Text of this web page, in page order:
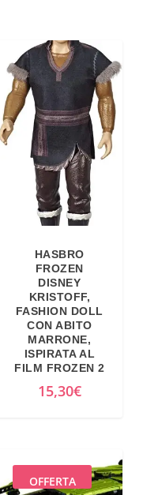
HASBRO
FROZEN
DISNEY
KRISTOFF,
FASHION DOLL
CON ABITO
MARRONE,
ISPIRATA AL
FILM FROZEN 2
15,30€
OFFERTA